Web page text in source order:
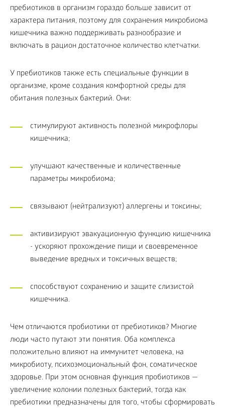
пребиотиков в организм гораздо больше зависит от
характера питания, поэтому для сохранения микробиома
кишечника важно поддерживать разнообразие и
включать в рацион достаточное количество клетчатки.
У пребиотиков также есть специальные функции в
организме, кроме создания комфортной среды для
обитания полезных бактерий. Они:
стимулируют активность полезной микрофлоры
кишечника;
улучшают качественные и количественные
параметры микробиома;
связывают (нейтрализуют) аллергены и токсины;
активизируют эвакуационную функцию кишечника
- ускоряют прохождение пищи и своевременное
выведение вредных и токсичных веществ;
способствуют сохранению и защите слизистой
кишечника.
Чем отличаются пробиотики от пребиотиков? Многие
люди часто путают эти понятия. Оба комплекса
положительно влияют на иммунитет человека, на
микробиоту, психоэмоциональный фон, соматическое
здоровье. При этом основная функция пробиотиков —
увеличение колонии полезных бактерий, тогда как
пребиотики предназначены для того, чтобы сформировать